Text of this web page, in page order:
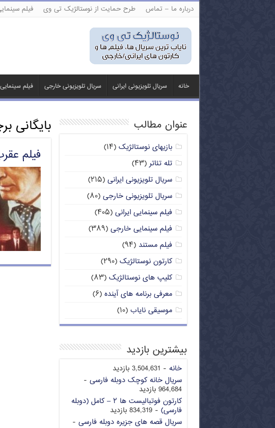
درباره ما – تماس طرح حمایت از نوستالژیک تی وی فیلم
خانه سریال تلویزیونی ایرانی سریال تلویزیونی خارجی فیلم
بایگانی
فیلم
عنوان مطالب
بازیهای نوستالژیک (۱۴)
تله تئاتر(۴۳)
سریال تلویزیونی ایرانی (۲۱۵)
سریال تلویزیونی خارجی (۸۰)
فیلم سینمایی ایرانی (۴۰۵)
فیلم سینمایی خارجی (۳۸۹)
فیلم مستند (۹۴)
کارتون نوستالژیک (۲۹۰)
کلیپ های نوستالژیک (۸۳)
معرفی برنامه های آینده (۶)
موسیقی نایاب (۱۰)
بیشترین بازدید
خانه - 3,504,631 بازدید
سریال خانه کوچک دوبله فارسی -
964,684 بازدید
کارتون فوتبالیست ها ۲ – کامل (دوبله
فارسی) - 834,319 بازدید
سریال قصه های جزیره دوبله فارسی -